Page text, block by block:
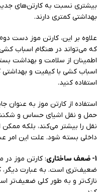
بیشتری نسبت به کارتن‌های
بهداشتی کمتری دارند.
علاوه بر این، کارتن موز دست
که می‌تواند در هنگام اسباب
اطمینان از سلامت و بهداشت
اسباب کشی با کیفیت و
استفاده کنید.
استفاده از کارتن موز به عنوان
حمل و نقل اشیای حساس و
نقل را بیشتر می‌کند، بلکه
داخلی بسته شود. علت این امر
1- ضعف ساختاری
: کارتن موز در
ضعیف‌تری است. به عبارت دیگر،
نازک‌تر و به طور کلی ضعیف‌تر